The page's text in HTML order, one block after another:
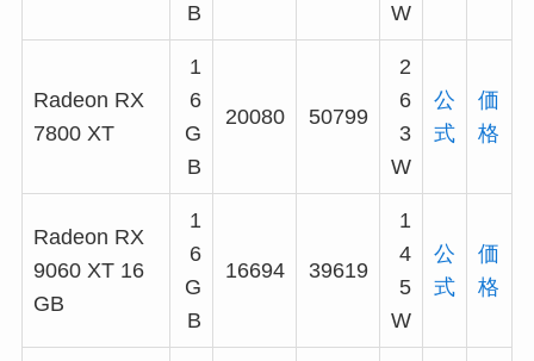
B
W
Radeon RX
7800 XT
1
6
G
B
20080 50799
2
6
3
W
公
式
価
格
Radeon RX
9060 XT 16
GB
1
6
G
B
16694 39619
1
4
5
W
公
式
価
格